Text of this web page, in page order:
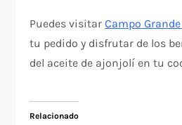
Puedes visitarCampo Grande
tu pedido y disfrutar de los
del aceite de ajonjolí en tu
Relacionado